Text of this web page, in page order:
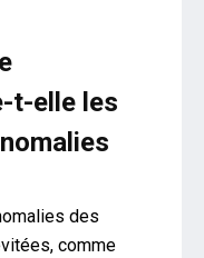
t-elle les
des
comme